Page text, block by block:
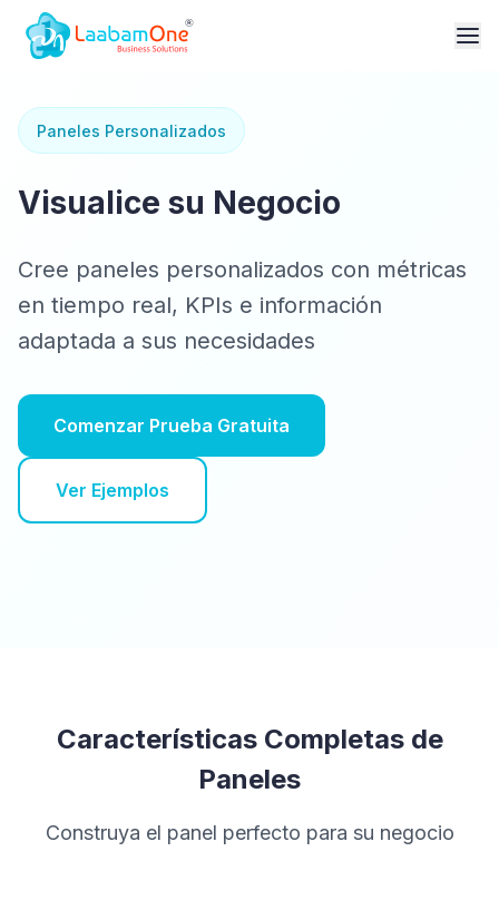
Paneles Personalizados
Visualice su Negocio
Cree paneles personalizados con métricas
en tiempo real, KPIs e información
adaptada a sus necesidades
Comenzar Prueba Gratuita
Ver Ejemplos
Características Completas de
Paneles
Construya el panel perfecto para su negocio